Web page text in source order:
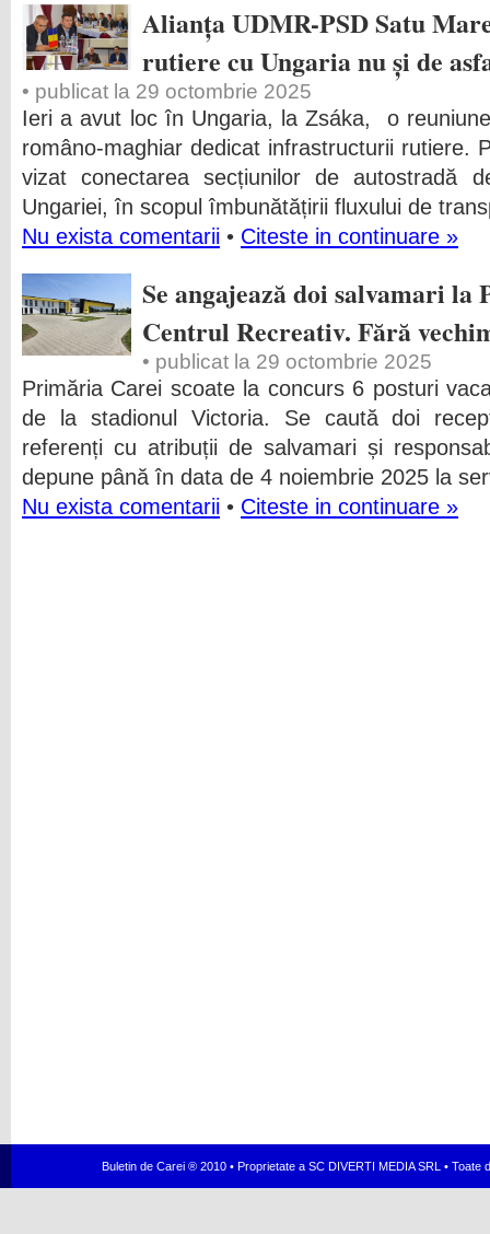
Alianța UDMR-PSD Satu
rutiere cu Ungaria nu și de
• publicat la 29 octombrie 2025
Ieri a avut loc în Ungaria, la Zsáka, o
româno-maghiar dedicat infrastructurii rutiere.
vizat conectarea secțiunilor de autostradă
Ungariei, în scopul îmbunătățirii fluxului de
Nu exista comentarii • Citeste in continuare »
Se angajează doi salvamari
Centrul Recreativ. Fără
• publicat la 29 octombrie 2025
Primăria Carei scoate la concurs 6 posturi
de la stadionul Victoria. Se caută doi
referenți cu atribuții de salvamari și
depune până în data de 4 noiembrie 2025 la
Nu exista comentarii • Citeste in continuare »
Buletin de Carei ® 2010 • Proprietate a SC DIVERTI MEDIA SRL •